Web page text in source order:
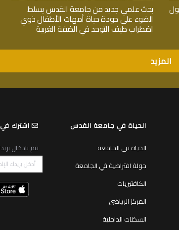
بحث علمي جديد من جامعة القدس يسلط
الضوء على جودة حياة أمهات الأطفال ذوي
اضطراب طيف التوحد في الضفة الغربية
المزيد
الحياة في جامعة القدس
الحياة في الجامعة
جولة افتراضية في الجامعة
الكافتيريات
المركز الرياضي
السكنات الداخلية
اشترك في
قم بادخال